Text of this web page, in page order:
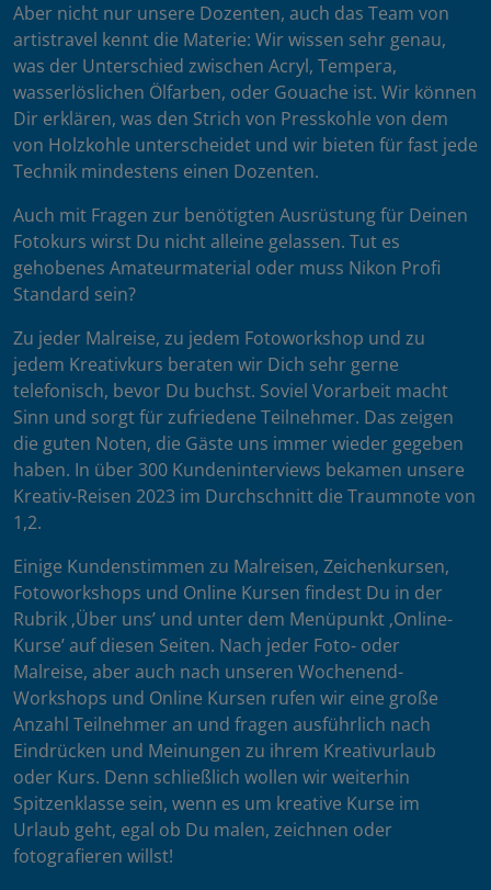
Aber nicht nur unsere Dozenten, auch das Team von
artistravel kennt die Materie: Wir wissen sehr genau,
was der Unterschied zwischen Acryl, Tempera,
wasserlöslichen Ölfarben, oder Gouache ist. Wir können
Dir erklären, was den Strich von Presskohle von dem
von Holzkohle unterscheidet und wir bieten für fast jede
Technik mindestens einen Dozenten.
Auch mit Fragen zur benötigten Ausrüstung für Deinen
Fotokurs wirst Du nicht alleine gelassen. Tut es
gehobenes Amateurmaterial oder muss Nikon Profi
Standard sein?
Zu jeder Malreise, zu jedem Fotoworkshop und zu
jedem Kreativkurs beraten wir Dich sehr gerne
telefonisch, bevor Du buchst. Soviel Vorarbeit macht
Sinn und sorgt für zufriedene Teilnehmer. Das zeigen
die guten Noten, die Gäste uns immer wieder gegeben
haben. In über 300 Kundeninterviews bekamen unsere
Kreativ-Reisen 2023 im Durchschnitt die Traumnote von
1,2.
Einige Kundenstimmen zu Malreisen, Zeichenkursen,
Fotoworkshops und Online Kursen findest Du in der
Rubrik ‚Über uns’ und unter dem Menüpunkt ‚Online-
Kurse’ auf diesen Seiten. Nach jeder Foto- oder
Malreise, aber auch nach unseren Wochenend-
Workshops und Online Kursen rufen wir eine große
Anzahl Teilnehmer an und fragen ausführlich nach
Eindrücken und Meinungen zu ihrem Kreativurlaub
oder Kurs. Denn schließlich wollen wir weiterhin
Spitzenklasse sein, wenn es um kreative Kurse im
Urlaub geht, egal ob Du malen, zeichnen oder
fotografieren willst!